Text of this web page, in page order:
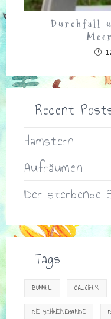
Durchfall
Recent
Hamstern
Aufräumen
Der sterbende
Tags
BOMMEL CALCIFER
DIE SCHWEINEBANDE